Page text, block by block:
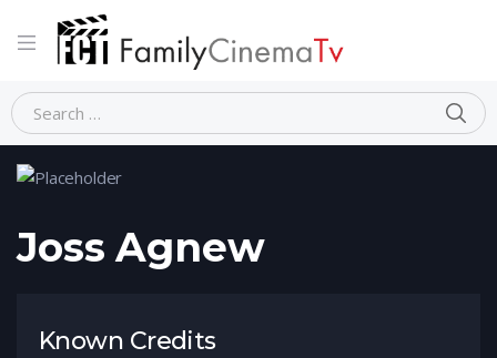
Home Person Joss Agnew
Joss Agnew
Known Credits